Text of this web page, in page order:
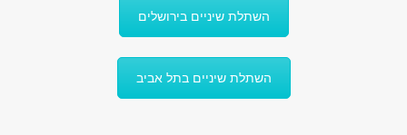
השתלת שיניים בירושלים
השתלת שיניים בתל אביב